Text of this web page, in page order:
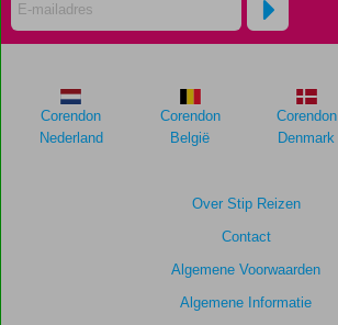
Over Stip Reizen
Contact
Algemene Voorwaarden
Algemene Informatie
Corendon
Nederland
Corendon
België
Corendon
Denmark